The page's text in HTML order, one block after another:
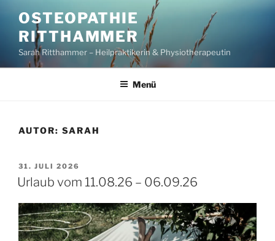
Inhalt
springen
OSTEOPATHIE
RITTHAMMER
Sarah Ritthammer – Heilpraktikerin & Physiotherapeutin
Menü
AUTOR: SARAH
VERÖFFENTLICHT
AM
31. JULI 2026
Urlaub vom 11.08.26 – 06.09.26